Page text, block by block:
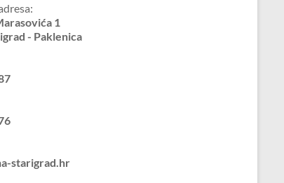
1
- Paklenica
starigrad.hr